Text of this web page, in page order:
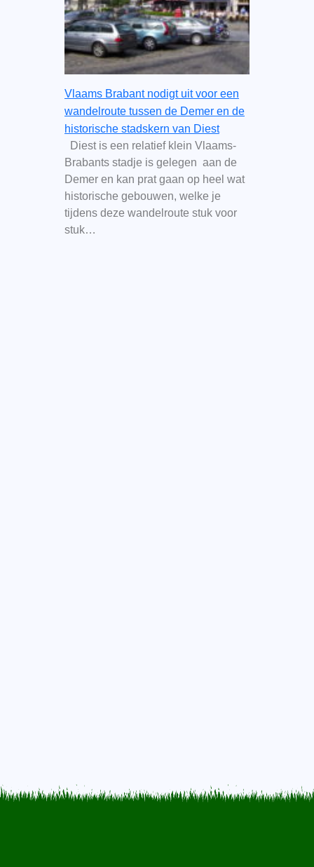
Vlaams Brabant nodigt uit voor een
wandelroute tussen de Demer en de
historische stadskern van Diest
Diest is een relatief klein Vlaams-
Brabants stadje is gelegen aan de
Demer en kan prat gaan op heel wat
historische gebouwen, welke je
tijdens deze wandelroute stuk voor
stuk…